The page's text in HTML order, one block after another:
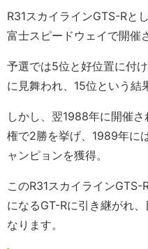
R31スカイラインGTS-Rと
富士スピードウェイで開催
予選では5位と好位置に付
に見舞われ、15位という結
しかし、翌1988年に開催
権で2勝を挙げ、1989年に
ャンピョンを獲得。
このR31スカイライン
になるGT-Rに引き継がれ
なります。